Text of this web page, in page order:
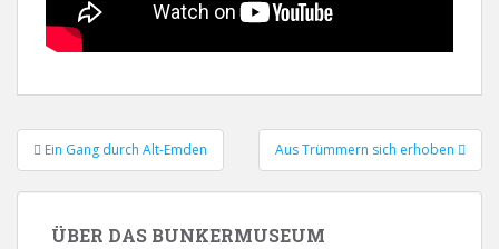
Beitrags-Navigation
Ein Gang durch Alt-Emden Aus Trümmern sich erhoben
ÜBER DAS BUNKERMUSEUM